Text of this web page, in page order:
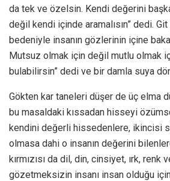
da tek ve özelsin. Kendi değerini
değil kendi içinde aramalısın” dedi.
bedeniyle insanın gözlerinin içine
Mutsuz olmak için değil mutlu olmak
bulabilirsin” dedi ve bir damla suya
Gökten kar taneleri düşer de üç elma
bu masaldaki kıssadan hisseyi
kendini değerli hissedenlere, ikincisi
olmasa dahi o insanın değerini
kırmızısı da dil, din, cinsiyet, ırk,
gözetmeksizin insanı insan olduğu